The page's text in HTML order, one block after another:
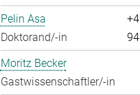
Pelin Asa
Doktorand/-in
Moritz Becker
Gastwissenschaftler/-in